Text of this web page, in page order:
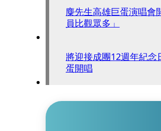
麋先生高雄巨蛋演唱
員比觀眾多」
將迎接成團12週年紀
蛋開唱